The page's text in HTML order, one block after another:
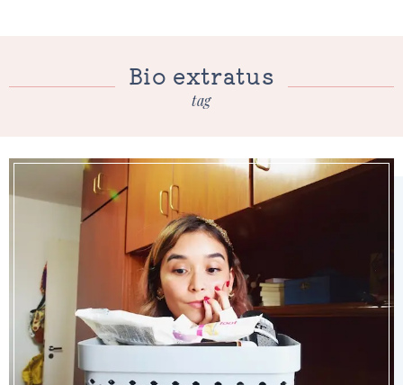
Bio extratus
tag